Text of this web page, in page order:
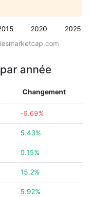
2020 2025
année
Changement
-6.69%
5.43%
0.15%
15.2%
5.92%